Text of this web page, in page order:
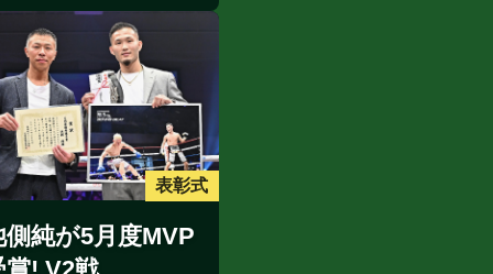
表彰式
側純が5月度MVP